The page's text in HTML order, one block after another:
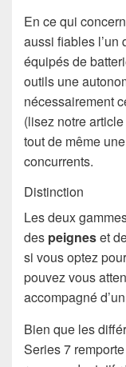
En ce qui
aussi fiables l’un
équipés de
outils une
nécessairement
(lisez notre
tout de même
concurrents.
Distinction
Les deux
des peigneset
si vous optez
pouvez vous
accompagné d’un
Bien que les
Series 7